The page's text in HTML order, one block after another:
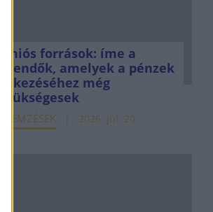
Uniós források: íme a
teendők, amelyek a pénzek
érkezéséhez még
szükségesek
ELEMZÉSEK 2026. júl. 20.